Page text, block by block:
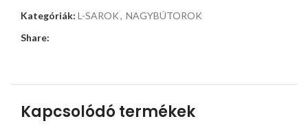
Kategóriák: L-SAROK, NAGYBÚTOROK
Share:
Kapcsolódó termékek